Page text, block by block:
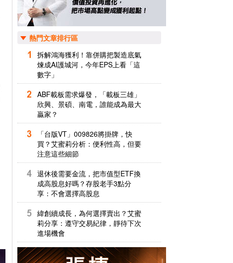
熱門文章排行區
拆解鴻海獲利！靠併購把製造底氣
煉成AI護城河，今年EPS上看「這
數字」
ABF載板需求爆發，「載板三雄」
欣興、景碩、南電，誰能成為最大
贏家？
「台版VT」009826將掛牌，快
買？艾蜜莉分析：便利性高，但要
注意這些細節
退休後需要金流，把市值型ETF換
成高股息好嗎？存股老手3點分
享：不會選擇高股息
緯創續成長，為何選擇賣出？艾蜜
莉分享：遵守交易紀律，靜待下次
進場機會